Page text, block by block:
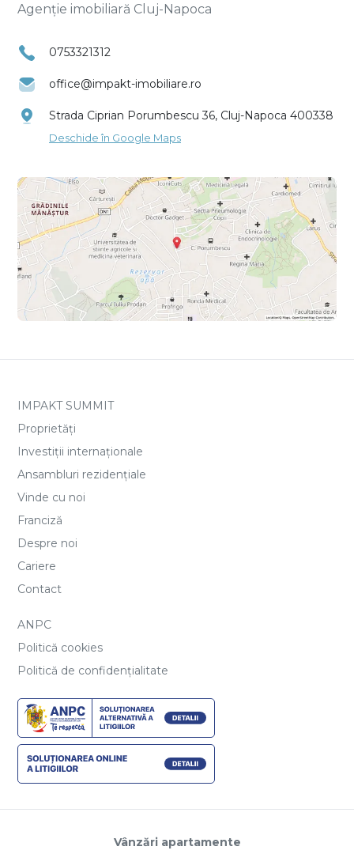
Agenție imobiliară Cluj-Napoca
0753321312
office@impakt-imobiliare.ro
Strada Ciprian Porumbescu 36, Cluj-Napoca 400338
Deschide în Google Maps
IMPAKT SUMMIT
Proprietăți
Investiții internaționale
Ansambluri rezidențiale
Vinde cu noi
Franciză
Despre noi
Cariere
Contact
ANPC
Politică cookies
Politică de confidențialitate
Vânzări apartamente